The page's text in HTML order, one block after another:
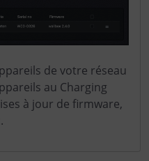
de votre réseau
au Charging
à jour de firmware,